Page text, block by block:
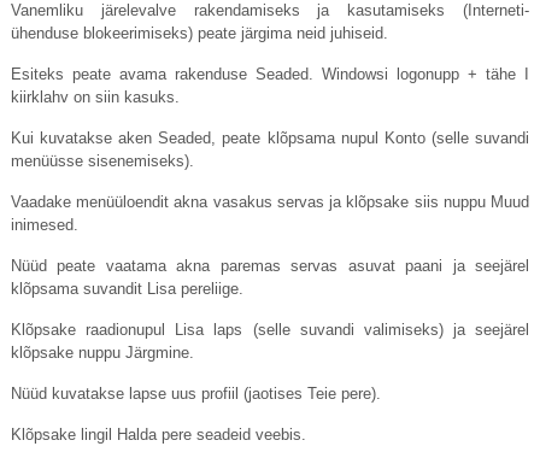
Vanemliku järelevalve rakendamiseks ja kasutamiseks (Interneti-
ühenduse blokeerimiseks) peate järgima neid juhiseid.
Esiteks peate avama rakenduse Seaded. Windowsi logonupp + tähe I
kiirklahv on siin kasuks.
Kui kuvatakse aken Seaded, peate klõpsama nupul Konto (selle suvandi
menüüsse sisenemiseks).
Vaadake menüüloendit akna vasakus servas ja klõpsake siis nuppu Muud
inimesed.
Nüüd peate vaatama akna paremas servas asuvat paani ja seejärel
klõpsama suvandit Lisa pereliige.
Klõpsake raadionupul Lisa laps (selle suvandi valimiseks) ja seejärel
klõpsake nuppu Järgmine.
Nüüd kuvatakse lapse uus profiil (jaotises Teie pere).
Klõpsake lingil Halda pere seadeid veebis.